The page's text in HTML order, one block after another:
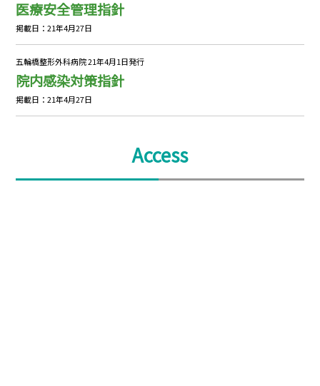
医療安全管理指針
掲載日：21年4月27日
五輪橋整形外科病院 21年4月1日発行
院内感染対策指針
掲載日：21年4月27日
Access